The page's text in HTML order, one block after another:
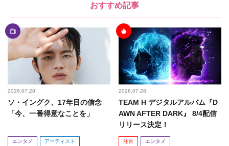
おすすめ記事
2026.07.28
ソ・イングク、17年目の信念
「今、一番得意なことを」
エンタメ アーティスト
2026.07.28
TEAM H デジタルアルバム『D
AWN AFTER DARK』 8/4配信
リリース決定！
注目 エンタメ